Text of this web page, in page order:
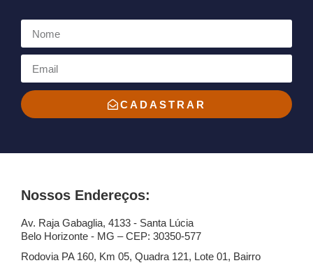
Nossos Endereços:
Av. Raja Gabaglia, 4133 - Santa Lúcia
Belo Horizonte - MG – CEP: 30350-577
Rodovia PA 160, Km 05, Quadra 121, Lote 01, Bairro
CADASTRAR